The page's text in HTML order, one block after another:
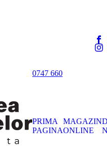
0747 660
PRIMA
PAGINA
MAGAZIN
ONLINE